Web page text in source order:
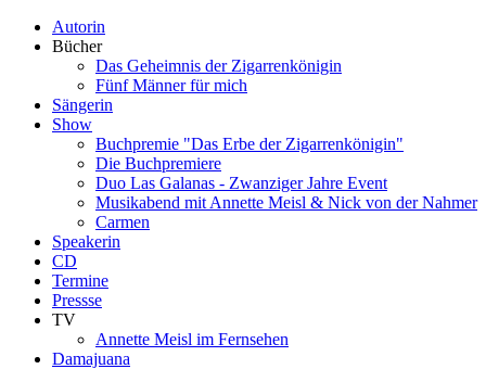
Autorin
Bücher
Das Geheimnis der Zigarrenkönigin
Fünf Männer für mich
Sängerin
Show
Buchpremie "Das Erbe der Zigarrenkönigin"
Die Buchpremiere
Duo Las Galanas - Zwanziger Jahre Event
Musikabend mit Annette Meisl & Nick von der Nahmer
Carmen
Speakerin
CD
Termine
Pressse
TV
Annette Meisl im Fernsehen
Damajuana